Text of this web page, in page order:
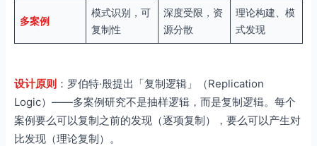
多案例
模式识别，可
复制性
深度受限，资
源分散
理论构建、模
式发现
设计原则 ：罗伯特·殷提出「复制逻辑」（Replication
Logic）——多案例研究不是抽样逻辑，而是复制逻辑。每个
案例要么可以复制之前的发现（逐项复制），要么可以产生对
比发现（理论复制）。